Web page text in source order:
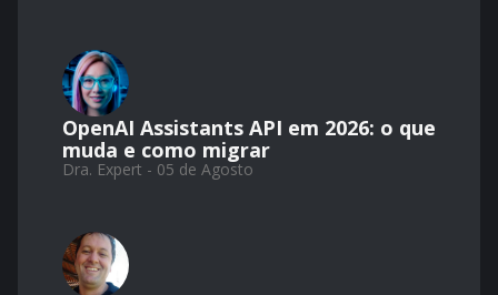
OpenAI Assistants API em 2026: o que
muda e como migrar
Dra. Expert - 05 de Agosto